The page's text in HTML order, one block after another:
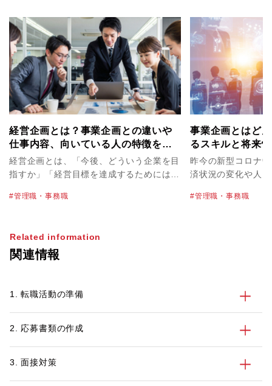
経営企画とは？事業企画との違いや
仕事内容、向いている人の特徴を解
説
経営企画とは、「今後、どういう企業を目
指すか」「経営目標を達成するためにはど
営をサポートする仕事です。会社の成長に
かには「経営企画としてのキャリアを考え
た時に、自分に向いている仕事なのか」
とはどのような仕事なのかをはじめ、事業
な仕事内容や1日のスケジュールもまとめ
ているので、キャリアを考える上でご参考
にしてみてください。 パソナでは無料の
管理職・事務職
事業企画とはど
るスキルと将来
昨今の新型コロナ
済状況の変化や人
います。既存の事
重要な役割を果た
ャリアパスなどに
業企画に興味があ
画を希望している
管理職・事務職
Related information
関連情報
1. 転職活動の準備
2. 応募書類の作成
3. 面接対策